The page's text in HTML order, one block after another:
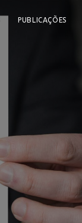
PUBLICAÇÕES